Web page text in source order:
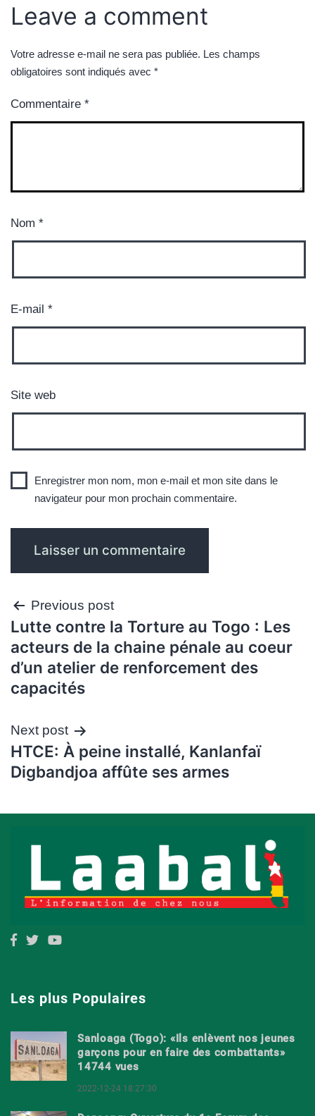
Leave a comment
Votre adresse e-mail ne sera pas publiée. Les champs
obligatoires sont indiqués avec *
Commentaire *
Nom *
E-mail *
Site web
Enregistrer mon nom, mon e-mail et mon site dans le
navigateur pour mon prochain commentaire.
Navigation
de
l’article
Previous post
Lutte contre la Torture au Togo : Les
acteurs de la chaine pénale au coeur
d’un atelier de renforcement des
capacités
Next post
HTCE: À peine installé, Kanlanfaï
Digbandjoa affûte ses armes
Les plus Populaires
Sanloaga (Togo): «Ils enlèvent nos jeunes
garçons pour en faire des combattants»
14744 vues
2022-12-24 18:27:30